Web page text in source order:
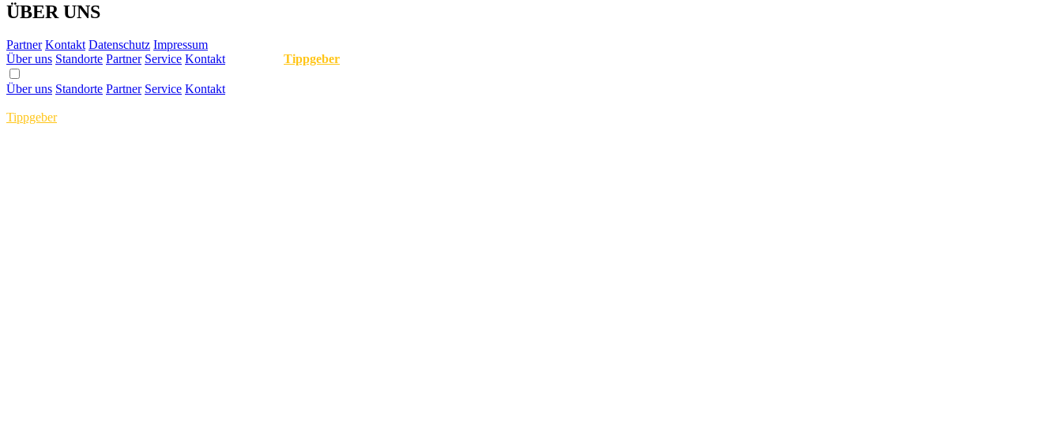
ÜBER UNS
Partner Kontakt Datenschutz Impressum
Über uns Standorte Partner Service Kontakt Tippgeber
Über uns Standorte Partner Service Kontakt
Tippgeber